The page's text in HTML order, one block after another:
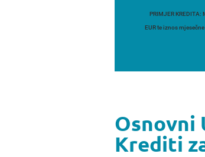
PRIMJER
EUR te iznos
Osnovni
Krediti